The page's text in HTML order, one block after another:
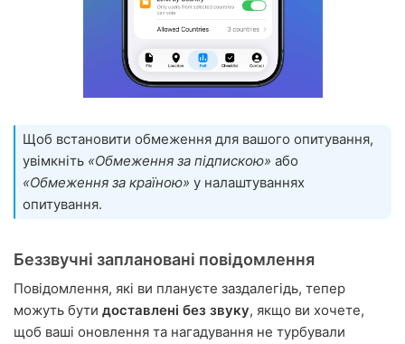
Щоб встановити обмеження для вашого опитування,
увімкніть «Обмеження за підпискою» або
«Обмеження за країною» у налаштуваннях
опитування.
Беззвучні заплановані повідомлення
Повідомлення, які ви плануєте заздалегідь, тепер
можуть бути доставлені без звуку, якщо ви хочете,
щоб ваші оновлення та нагадування не турбували